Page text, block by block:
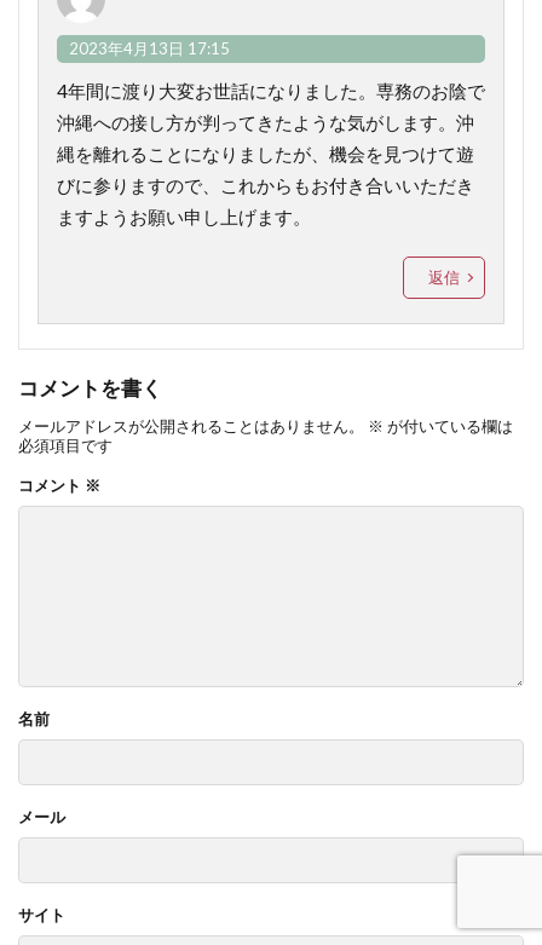
2023年4月13日 17:15
4年間に渡り大変お世話になりました。専務のお陰で
沖縄への接し方が判ってきたような気がします。沖
縄を離れることになりましたが、機会を見つけて遊
びに参りますので、これからもお付き合いいただき
ますようお願い申し上げます。
返信
コメントを書く
メールアドレスが公開されることはありません。 ※ が付いている欄は
必須項目です
コメント ※
名前
メール
サイト